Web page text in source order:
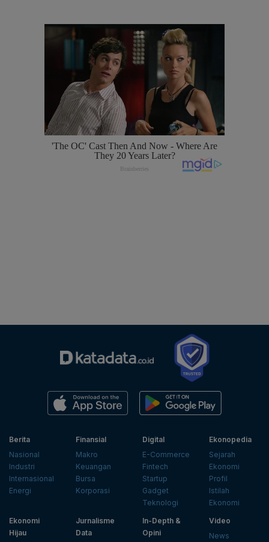
Berita
Nasional
Industri
Internasional
Energi
Finansial
Makro
Keuangan
Bursa
Korporasi
Digital
E-Commerce
Fintech
Startup
Gadget
Teknologi
Ekonopedia
Sejarah
Ekonomi
Profil
Istilah
Ekonomi
Ekonomi
Hijau
Jurnalisme
Data
In-Depth &
Opini
Video
News